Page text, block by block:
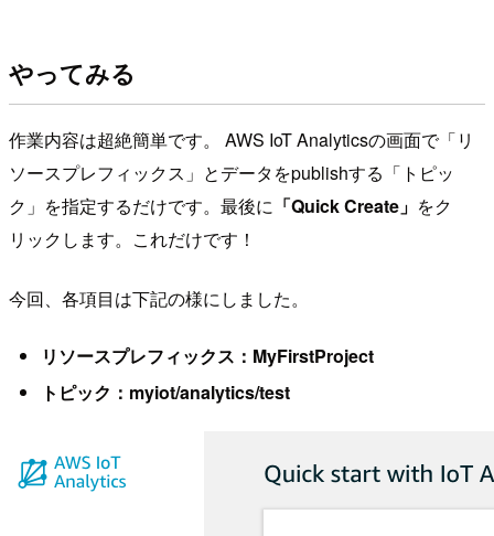
やってみる
作業内容は超絶簡単です。 AWS IoT Analyticsの画面で「リ
ソースプレフィックス」とデータをpublishする「トピッ
ク」を指定するだけです。最後に 「Quick Create」 をク
リックします。これだけです！
今回、各項目は下記の様にしました。
リソースプレフィックス：MyFirstProject
トピック：myiot/analytics/test